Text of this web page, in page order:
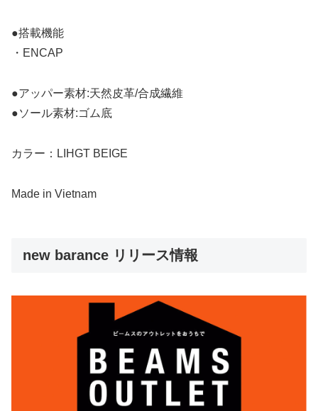
●搭載機能
・ENCAP
●アッパー素材:天然皮革/合成繊維
●ソール素材:ゴム底
カラー：LIHGT BEIGE
Made in Vietnam
new barance リリース情報